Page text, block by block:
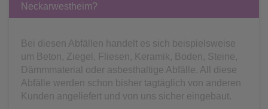
Neckarwestheim?
Bei diesen Abfällen handelt es sich beispielsweise
um Beton, Ziegel, Fliesen, Keramik, Boden, Steine,
Dämmmaterial oder asbesthaltige Abfälle. All diese
Abfälle werden schon bisher tagtäglich von anderen
Kunden angeliefert und von uns sicher eingebaut.